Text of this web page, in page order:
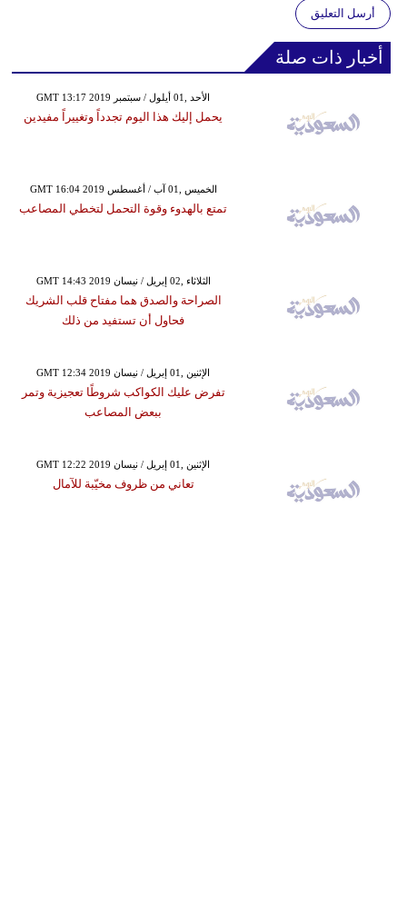
أرسل التعليق
أخبار ذات صلة
GMT 13:17 2019 الأحد ,01 أيلول / سبتمبر
يحمل إليك هذا اليوم تجدداً وتغييراً مفيدين
GMT 16:04 2019 الخميس ,01 آب / أغسطس
تمتع بالهدوء وقوة التحمل لتخطي المصاعب
GMT 14:43 2019 الثلاثاء ,02 إبريل / نيسان
الصراحة والصدق هما مفتاح قلب الشريك
فحاول أن تستفيد من ذلك
GMT 12:34 2019 الإثنين ,01 إبريل / نيسان
تفرض عليك الكواكب شروطًا تعجيزية وتمر
ببعض المصاعب
GMT 12:22 2019 الإثنين ,01 إبريل / نيسان
تعاني من ظروف مخيّبة للآمال